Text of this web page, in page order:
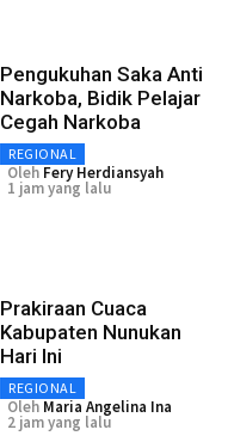
Pengukuhan Saka Anti
Narkoba, Bidik Pelajar
Cegah Narkoba
REGIONAL
Oleh Fery Herdiansyah
1 jam yang lalu
Prakiraan Cuaca
Kabupaten Nunukan
Hari Ini
REGIONAL
Oleh Maria Angelina Ina
2 jam yang lalu